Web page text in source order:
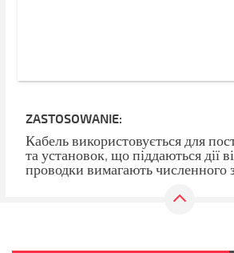
ZASTOSOWANIE:
Кабель використовується для
та установок, що піддаються дії
проводки вимагають численного